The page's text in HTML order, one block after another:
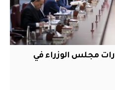
مجلس الوزراء في